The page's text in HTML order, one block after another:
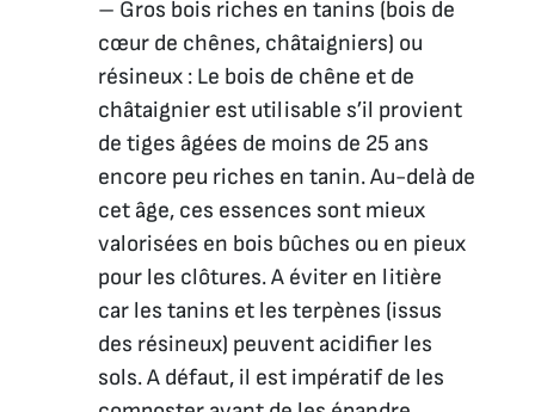
– Gros bois riches en tanins (bois de
cœur de chênes, châtaigniers) ou
résineux : Le bois de chêne et de
châtaignier est utilisable s’il provient
de tiges âgées de moins de 25 ans
encore peu riches en tanin. Au-delà de
cet âge, ces essences sont mieux
valorisées en bois bûches ou en pieux
pour les clôtures. A éviter en litière
car les tanins et les terpènes (issus
des résineux) peuvent acidifier les
sols. A défaut, il est impératif de les